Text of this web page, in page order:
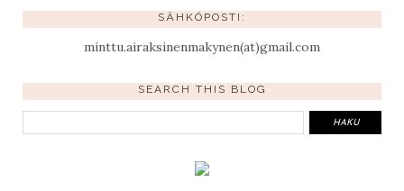
SÄHKÖPOSTI:
minttu.airaksinenmakynen(at)gmail.com
SEARCH THIS BLOG